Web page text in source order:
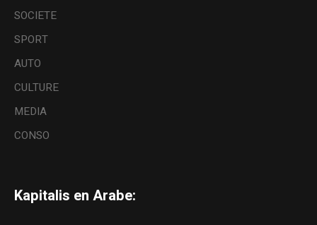
SOCIETE
SPORT
AUTO
CULTURE
MEDIA
CONSO
Kapitalis en Arabe: